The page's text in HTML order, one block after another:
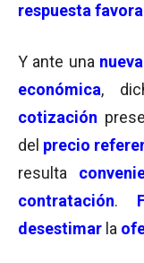
respuesta
Y ante una
económica,
cotización
del precio
resulta
contratación.
desestimar la